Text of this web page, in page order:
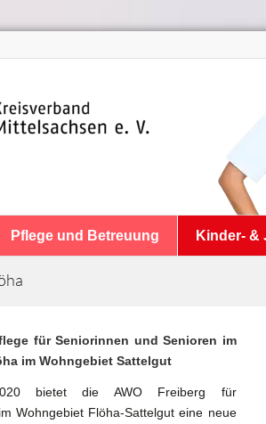
Pflege und Betreuung Kinder- &
für Seniorinnen und Senioren im
im Wohngebiet Sattelgut
bietet die AWO Freiberg für
Wohngebiet Flöha-Sattelgut eine neue